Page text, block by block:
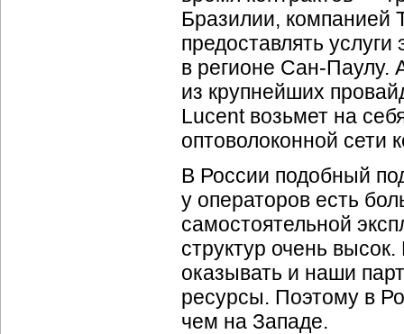
Бразилии, компанией
предоставлять
в регионе Сан-Паулу.
из крупнейших
Lucent возьмет на
оптоволоконной сети
В России подобный
у операторов есть
самостоятельной
структур очень
оказывать и наши
ресурсы. Поэтому в
чем на Западе.